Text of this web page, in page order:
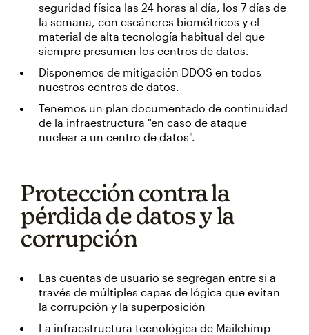
seguridad física las 24 horas al día, los 7 días de
la semana, con escáneres biométricos y el
material de alta tecnología habitual del que
siempre presumen los centros de datos.
Disponemos de mitigación DDOS en todos
nuestros centros de datos.
Tenemos un plan documentado de continuidad
de la infraestructura "en caso de ataque
nuclear a un centro de datos".
Protección contra la
pérdida de datos y la
corrupción
Las cuentas de usuario se segregan entre sí a
través de múltiples capas de lógica que evitan
la corrupción y la superposición
La infraestructura tecnológica de Mailchimp